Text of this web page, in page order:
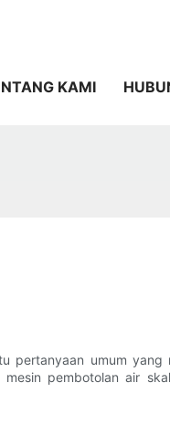
KAMI
pertanyaan umum yang
pembotolan air